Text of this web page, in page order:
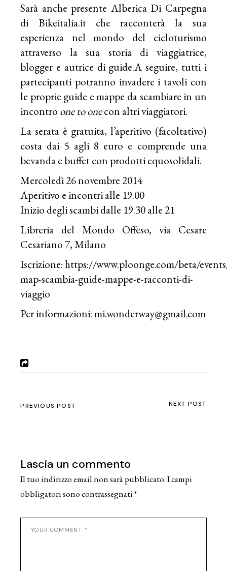
Sarà anche presente Alberica Di Carpegna
di Bikeitalia.it che racconterà la sua
esperienza nel mondo del cicloturismo
attraverso la sua storia di viaggiatrice,
blogger e autrice di guide.A seguire, tutti i
partecipanti potranno invadere i tavoli con
le proprie guide e mappe da scambiare in un
incontro one to onecon altri viaggiatori.
La serata è gratuita, l’aperitivo (facoltativo)
costa dai 5 agli 8 euro e comprende una
bevanda e buffet con prodotti equosolidali.
Mercoledì 26 novembre 2014
Aperitivo e incontri alle 19.00
Inizio degli scambi dalle 19.30 alle 21
Libreria del Mondo Offeso, via Cesare
Cesariano 7, Milano
Iscrizione: https://www.ploonge.com/beta/
map-scambia-guide-mappe-e-racconti-di-
viaggio
Per informazioni:mi.wonderway@gmail.com
PREVIOUS POST NEXT POST
Lascia un commento
Il tuo indirizzo email non sarà pubblicato.I campi
obbligatori sono contrassegnati*